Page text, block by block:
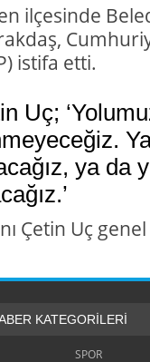
ilçesinde
istifa etti.
Uç;
ya da
Çetin Uç
KATEGORİLERİ
SPOR